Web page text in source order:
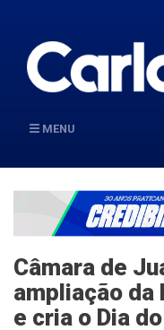
MENU
Câmara de
ampliação da
e cria o Dia